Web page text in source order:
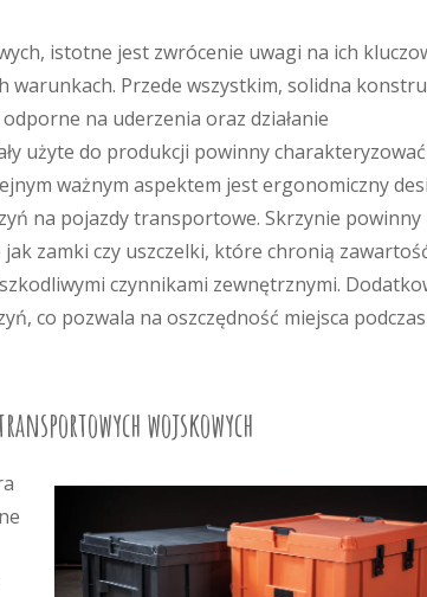
istotne jest zwrócenie uwagi na ich
warunkach. Przede wszystkim, solidna
na uderzenia oraz działanie
użyte do produkcji powinny
ważnym aspektem jest ergonomiczny
na pojazdy transportowe. Skrzynie powinny
zamki czy uszczelki, które chronią
czynnikami zewnętrznymi.
co pozwala na oszczędność miejsca podczas
wojskowych